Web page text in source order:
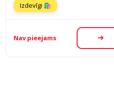
Izdevīgi 🛍️
Nav pieejams